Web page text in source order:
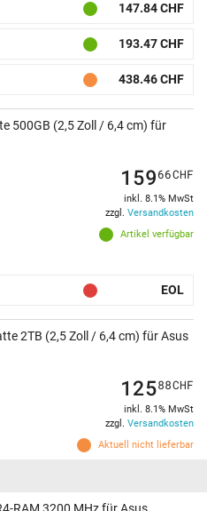
147.84 CHF
193.47 CHF
438.46 CHF
500GB (2,5 Zoll / 6,4 cm) für
Artikel verfügbar
15966CHF
inkl. 8.1% MwSt
zzgl. Versandkosten
EOL
2TB (2,5 Zoll / 6,4 cm) für Asus
Aktuell nicht lieferbar
12588CHF
inkl. 8.1% MwSt
zzgl. Versandkosten